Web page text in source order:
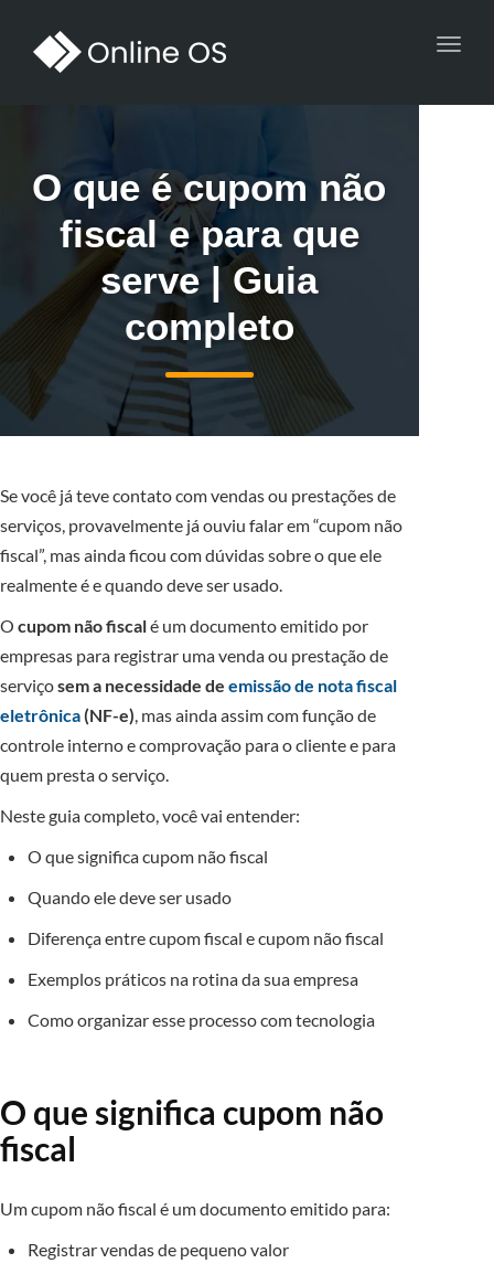
O que é cupom não
fiscal e para que
serve | Guia
completo
Se você já teve contato com vendas ou prestações de
serviços, provavelmente já ouviu falar em “cupom não
fiscal”, mas ainda ficou com dúvidas sobre o que ele
realmente é e quando deve ser usado.
O cupom não fiscalé um documento emitido por
empresas para registrar uma venda ou prestação de
serviçosem a necessidade de emissão de nota fiscal
eletrônica(NF-e), mas ainda assim com função de
controle interno e comprovação para o cliente e para
quem presta o serviço.
Neste guia completo, você vai entender:
O que significa cupom não fiscal
Quando ele deve ser usado
Diferença entre cupom fiscal e cupom não fiscal
Exemplos práticos na rotina da sua empresa
Como organizar esse processo com tecnologia
O que significa cupom não
fiscal
Um cupom não fiscal é um documento emitido para:
Registrar vendas de pequeno valor